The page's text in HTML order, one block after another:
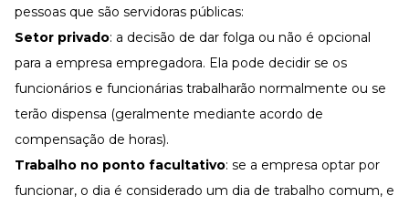
pessoas que são servidoras públicas:
Setor privado: a decisão de dar folga ou não é opcional
para a empresa empregadora. Ela pode decidir se os
funcionários e funcionárias trabalharão normalmente ou se
terão dispensa (geralmente mediante acordo de
compensação de horas).
Trabalho no ponto facultativo: se a empresa optar por
funcionar, o dia é considerado um dia de trabalho comum, e